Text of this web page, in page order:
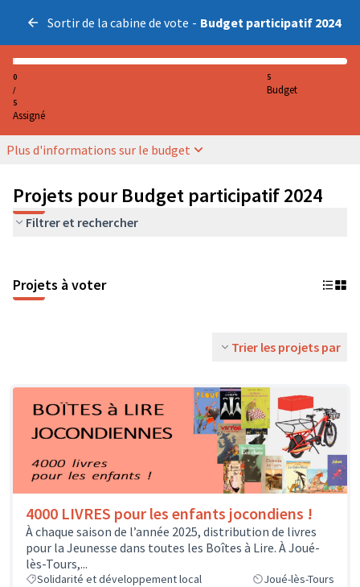
Sortir de la cabine de vote - Budget participatif 2024
0
/
5
Assigné
5
Budget
Plus d'informations sur le budget
Projets pour Budget participatif 2024
Filtrer et rechercher
Projets à voter
Trier les projets par
4000 LIVRES pour les enfants jocondiens !
À chaque saison de l’année 2025, distribution de livres
pour la Jeunesse dans toutes les Boîtes à Lire. À Joué-
lès-Tours,...
Solidarité et développement local Joué-lès-Tours